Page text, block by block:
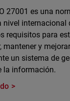
27001 es una
nivel internacional
requisitos para
mantener y mejorar
un sistema de
la información.